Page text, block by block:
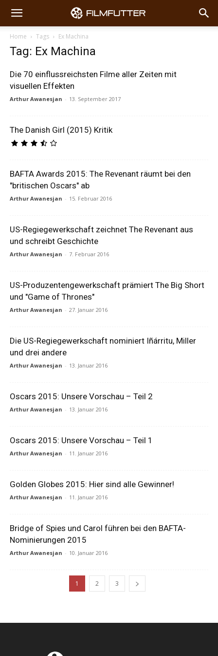
Home Tags Ex Machina
Tag: Ex Machina
Die 70 einflussreichsten Filme aller Zeiten mit
visuellen Effekten
Arthur Awanesjan - 13. September 2017
The Danish Girl (2015) Kritik
BAFTA Awards 2015: The Revenant räumt bei den
"britischen Oscars" ab
Arthur Awanesjan - 15. Februar 2016
US-Regiegewerkschaft zeichnet The Revenant aus
und schreibt Geschichte
Arthur Awanesjan - 7. Februar 2016
US-Produzentengewerkschaft prämiert The Big Short
und "Game of Thrones"
Arthur Awanesjan - 27. Januar 2016
Die US-Regiegewerkschaft nominiert Iñárritu, Miller
und drei andere
Arthur Awanesjan - 13. Januar 2016
Oscars 2015: Unsere Vorschau – Teil 2
Arthur Awanesjan - 13. Januar 2016
Oscars 2015: Unsere Vorschau – Teil 1
Arthur Awanesjan - 11. Januar 2016
Golden Globes 2015: Hier sind alle Gewinner!
Arthur Awanesjan - 11. Januar 2016
Bridge of Spies und Carol führen bei den BAFTA-
Nominierungen 2015
Arthur Awanesjan - 10. Januar 2016
1 2 3